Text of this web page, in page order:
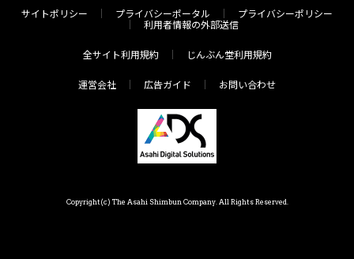
サイトポリシー プライバシーポータル
プライバシーポリシー
利用者情報の外部送信
全サイト利用規約 じんぶん堂利用規約
運営会社 広告ガイド お問い合わせ
Copyright(c) The Asahi Shimbun Company. All Rights Reserved.